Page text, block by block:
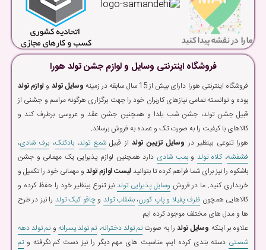
فروشگاه اینترنتی وسایل و لوازم جشن تولد هورا
فروشگاه اینترنتی هورا دارای بیش از 15 سال سابقه در زمینه وسایل تولد و لوازم تولد
بوده و توانسته تمامی نیازهای کاربران خود را جهت برگزاری هرگونه مراسم و جشنی از
قبیل جشن تولد، جشن شب یلدا و همچنین جشن عقد و عروسی برطرف کند و
کالاهای با کیفیت را به صورت تک و عمده به فروش برساند.
هورا تنوعی بینظیر در وسایل تزیین تولداز قبیلشمع تولد،بادکنک، برف شادی،
فشفشه،کلاه تولد وبمب شادی دارد همچنین لوازم پذیرایی یک مهمانی و جشن
باشکوه را نیز برای شما فراهم کرده تا بتوانیدلیست لوازم تولد و مهمانی خود را تکمیل و
خریداری کنید. ما در فروش وسایل پذیرایی تولد نیز تنوع بینظیر خود را حفظ کرده و
کالاهایی همچون ظرف پفیلا و پاپ کورن،بشقاب تولد وچاقو کیک تولد را نیز در طرح
ها و مدل های مختلف موجود کرده ایم.
علاوه بر اینکه وسایل تولدرا به صورتتم تولد دخترانه،تم تولد پسرانه وتم تولد دهه
شصتی دسته بندی کرده ایم، مناسبت های مهم دیگر را نیز دست کم نگرفته وتم